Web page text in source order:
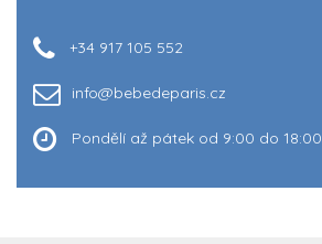
+34 917 105 552
info@bebedeparis.cz
Pondělí až pátek od 9:00 do 18:00